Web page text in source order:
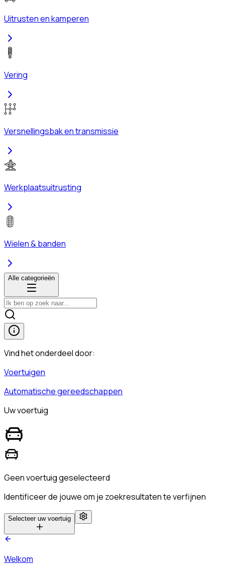
Uitrusten en kamperen
Vering
Versnellingsbak en transmissie
Werkplaatsuitrusting
Wielen & banden
Alle categorieën
Vind het onderdeel door:
Voertuigen
Automatische gereedschappen
Uw voertuig
Geen voertuig geselecteerd
Identificeer de jouwe om je zoekresultaten te verfijnen
Selecteer uw voertuig
Welkom